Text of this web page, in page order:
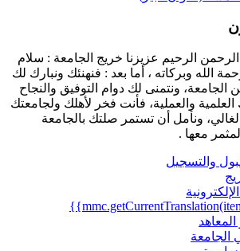
الرحيم عزيزنا خريج الجامعة : سلام
الله وبركاته ، أما بعد : فنهنئك ونبارك لك
ونتمنى لك دوام التوفيق والنجاح
والعملية، فأنت فخر لأهلك ولجامعتك
ونأمل أن تستمر صلتك بالجامعة
معها .
والتسجيل
المعاهد
الجامعة